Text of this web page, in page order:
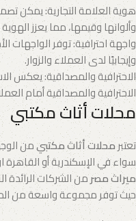
هوية العلامة التجارية: يمكن
وألوانها وقيمها، مما يعزز
واجهة احترافية: توفر الواجهات
وإيجابيًا لدى العملاء والزوار.
الاحترافية والمصداقية: يعكس
الاحترافية والمصداقية أمام
محلات أثاث مكتبي
تعتبرمحلات أثاث مكتبيمن
سواء في الإسكندرية أو
ميراث مصرمن الشركات الرائدة
حيث توفر مجموعة واسعة من